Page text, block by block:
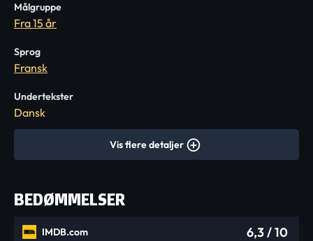
Målgruppe
Fra 15 år
Sprog
Fransk
Undertekster
Dansk
Vis flere detaljer
BEDØMMELSER
IMDB.com 6,3/ 10